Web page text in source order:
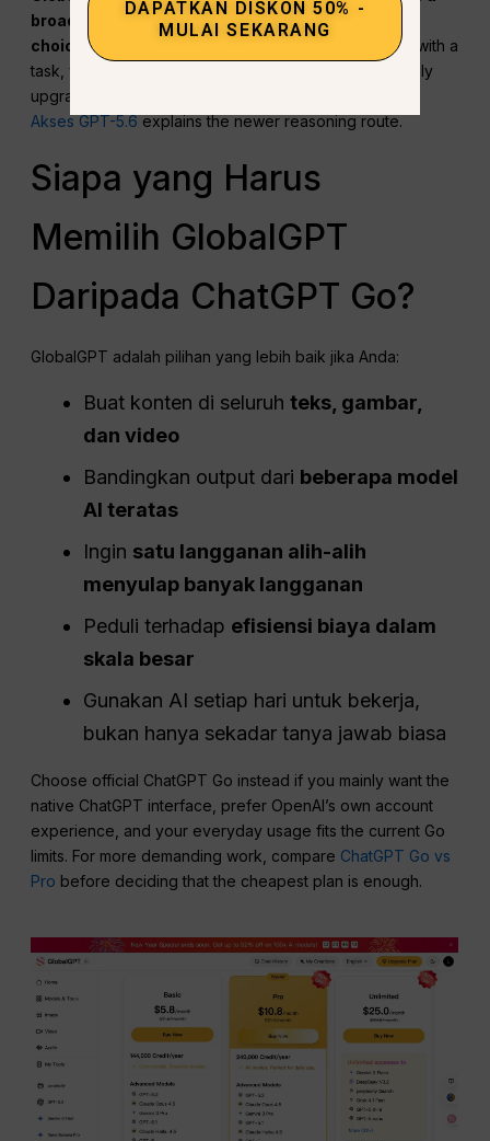
broader alternative for users who value model
choice.If the model inside one ecosystem struggles with a
task, you can test another model instead of immediately
upgrading. For difficult work, the
Akses GPT-5.6explains the newer reasoning route.
Siapa yang Harus
Memilih GlobalGPT
Daripada ChatGPT Go?
GlobalGPT adalah pilihan yang lebih baik jika Anda:
Buat konten di seluruhteks, gambar,
dan video
Bandingkan output dari beberapa model
AI teratas
Ingin satu langganan alih-alih
menyulap banyak langganan
Peduli terhadap efisiensi biaya dalam
skala besar
Gunakan AI setiap hari untuk bekerja,
bukan hanya sekadar tanya jawab biasa
Choose official ChatGPT Go instead if you mainly want the
native ChatGPT interface, prefer OpenAI’s own account
experience, and your everyday usage fits the current Go
limits. For more demanding work, compare ChatGPT Go vs
Pro before deciding that the cheapest plan is enough.
DAPATKAN DISKON 50% -
MULAI SEKARANG